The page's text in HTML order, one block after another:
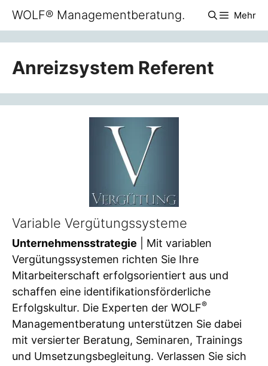
Zum
Inhalt
springen
WOLF® Managementberatung. Mehr
Anreizsystem Referent
Variable Vergütungssysteme
Unternehmensstrategie | Mit variablen
Vergütungssystemen richten Sie Ihre
Mitarbeiterschaft erfolgsorientiert aus und
schaffen eine identifikationsförderliche
Erfolgskultur. Die Experten der WOLF®
Managementberatung unterstützen Sie dabei
mit versierter Beratung, Seminaren, Trainings
und Umsetzungsbegleitung. Verlassen Sie sich